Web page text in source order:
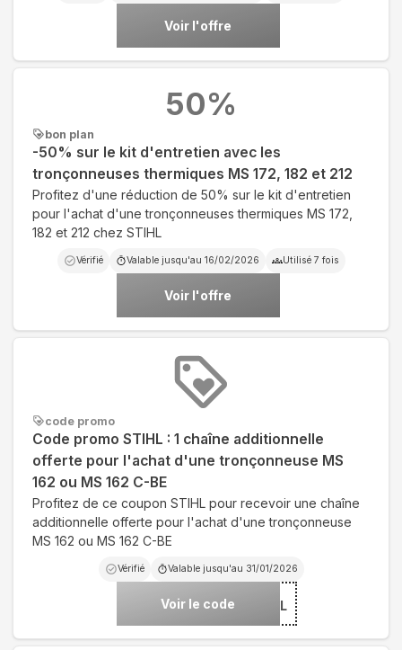
Voir l'offre
bon plan
-50% sur le kit d'entretien avec les
tronçonneuses thermiques MS 172, 182 et 212
Profitez d'une réduction de 50% sur le kit d'entretien
pour l'achat d'une tronçonneuses thermiques MS 172,
182 et 212 chez STIHL
Vérifié Valable jusqu'au 16/02/2026 Utilisé 7 fois
Voir l'offre
50%
code promo
Code promo STIHL : 1 chaîne additionnelle
offerte pour l'achat d'une tronçonneuse MS
162 ou MS 162 C-BE
Profitez de ce coupon STIHL pour recevoir une chaîne
additionnelle offerte pour l'achat d'une tronçonneuse
MS 162 ou MS 162 C-BE
Vérifié Valable jusqu'au 31/01/2026
Voir le code***IVSTIHL